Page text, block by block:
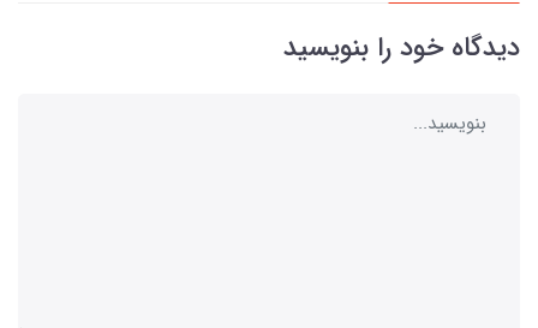
دیدگاه خود را بنویسید